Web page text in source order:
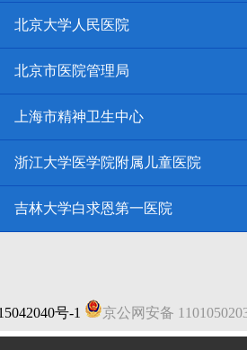
北京大学人民医院
北京市医院管理局
上海市精神卫生中心
浙江大学医学院附属儿童医院
吉林大学白求恩第一医院
号-1 京公网安备